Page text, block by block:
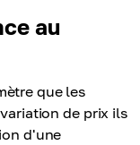
au
que les
de prix ils
d'une